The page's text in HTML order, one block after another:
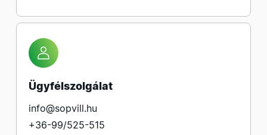
Ügyfélszolgálat
info@sopvill.hu
+36-99/525-515